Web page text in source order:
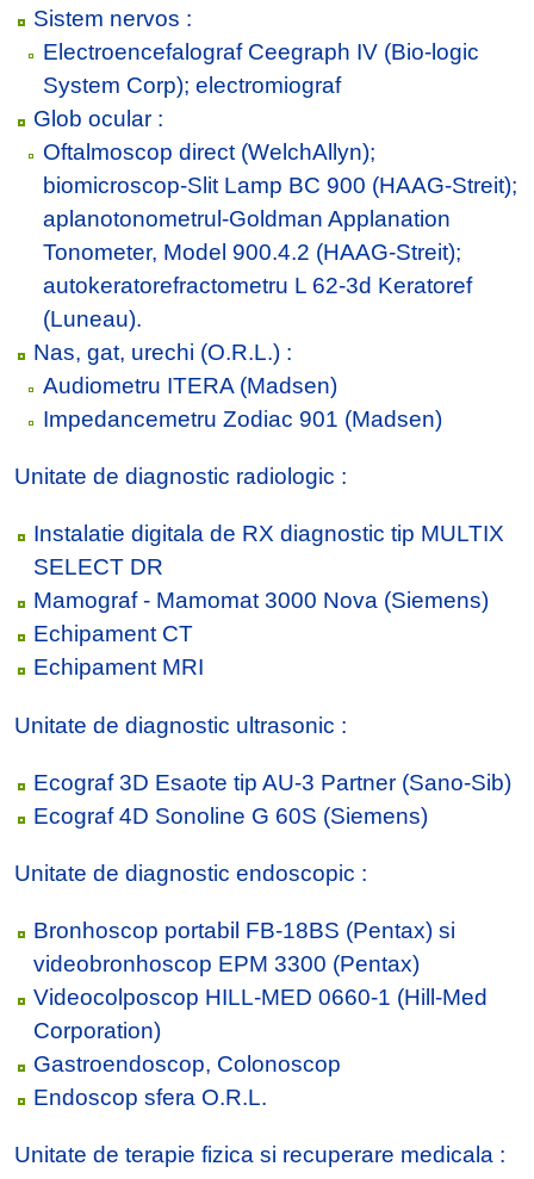
Sistem nervos :
Electroencefalograf Ceegraph IV (Bio-logic
System Corp); electromiograf
Glob ocular :
Oftalmoscop direct (WelchAllyn);
biomicroscop-Slit Lamp BC 900 (HAAG-Streit);
aplanotonometrul-Goldman Applanation
Tonometer, Model 900.4.2 (HAAG-Streit);
autokeratorefractometru L 62-3d Keratoref
(Luneau).
Nas, gat, urechi (O.R.L.) :
Audiometru ITERA (Madsen)
Impedancemetru Zodiac 901 (Madsen)
Unitate de diagnostic radiologic :
Instalatie digitala de RX diagnostic tip MULTIX
SELECT DR
Mamograf - Mamomat 3000 Nova (Siemens)
Echipament CT
Echipament MRI
Unitate de diagnostic ultrasonic :
Ecograf 3D Esaote tip AU-3 Partner (Sano-Sib)
Ecograf 4D Sonoline G 60S (Siemens)
Unitate de diagnostic endoscopic :
Bronhoscop portabil FB-18BS (Pentax) si
videobronhoscop EPM 3300 (Pentax)
Videocolposcop HILL-MED 0660-1 (Hill-Med
Corporation)
Gastroendoscop, Colonoscop
Endoscop sfera O.R.L.
Unitate de terapie fizica si recuperare medicala :